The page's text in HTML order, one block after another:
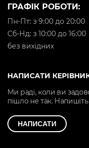
ГРАФІК РОБОТИ:
Пн-Пт: з 9:00 до 20:00
Cб-Нд: з 10:00 до 16:00
без вихідних
НАПИСАТИ
Ми раді, коли ви
пішло не так. Напишіть
НАПИСАТИ